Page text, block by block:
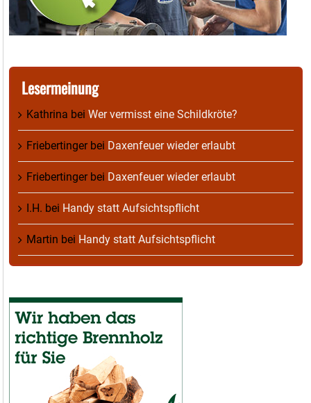
Lesermeinung
Kathrina bei Wer vermisst eine Schildkröte?
Friebertingerbei Daxenfeuer wieder erlaubt
Friebertingerbei Daxenfeuer wieder erlaubt
I.H. bei Handy statt Aufsichtspflicht
Martin bei Handy statt Aufsichtspflicht